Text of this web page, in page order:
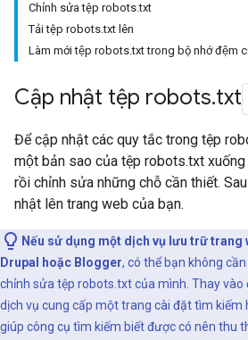
Chỉnh sửa tệp robots.txt
Tải tệp robots.txt lên
Làm mới tệp robots.txt trong bộ nhớ đệm
Cập nhật tệp robots.txt
Để cập nhật các quy tắc trong tệp
một bản sao của tệp robots.txt
rồi chỉnh sửa những chỗ cần thiết.
nhật lên trang web của bạn.
Nếu sử dụng một dịch vụ lưu trữ trang
Drupal hoặc Blogger, có thể bạn không
chỉnh sửa tệp robots.txt của mình. Thay vào
dịch vụ cung cấp một trang cài đặt tìm kiếm
giúp công cụ tìm kiếm biết được có nên thu